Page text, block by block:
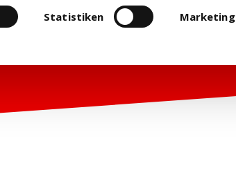
. Dort können Sie Ihre
Statistiken
Marketing